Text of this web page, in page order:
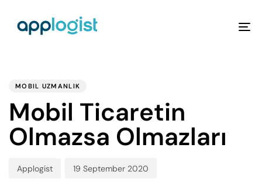
MOBIL UZMANLIK
Mobil Ticaretin
Olmazsa Olmazları
Applogist 19 September 2020